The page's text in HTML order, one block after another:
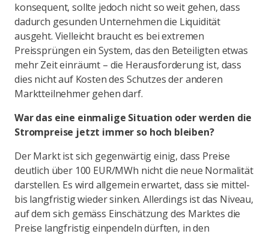
konsequent, sollte jedoch nicht so weit gehen, dass
dadurch gesunden Unternehmen die Liquidität
ausgeht. Vielleicht braucht es bei extremen
Preissprüngen ein System, das den Beteiligten etwas
mehr Zeit einräumt – die Herausforderung ist, dass
dies nicht auf Kosten des Schutzes der anderen
Marktteilnehmer gehen darf.
War das eine einmalige Situation oder werden die
Strompreise jetzt immer so hoch bleiben?
Der Markt ist sich gegenwärtig einig, dass Preise
deutlich über 100 EUR/MWh nicht die neue Normalität
darstellen. Es wird allgemein erwartet, dass sie mittel-
bis langfristig wieder sinken. Allerdings ist das Niveau,
auf dem sich gemäss Einschätzung des Marktes die
Preise langfristig einpendeln dürften, in den